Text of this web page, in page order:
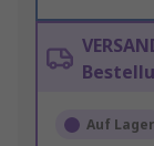
Auf Lager